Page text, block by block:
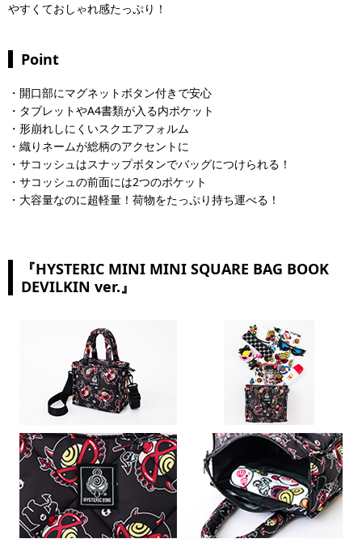
やすくておしゃれ感たっぷり！
Point
・開口部にマグネットボタン付きで安心
・タブレットやA4書類が入る内ポケット
・形崩れしにくいスクエアフォルム
・織りネームが総柄のアクセントに
・サコッシュはスナップボタンでバッグにつけられる！
・サコッシュの前面には2つのポケット
・大容量なのに超軽量！荷物をたっぷり持ち運べる！
『HYSTERIC MINI MINI SQUARE BAG BOOK
DEVILKIN ver.』